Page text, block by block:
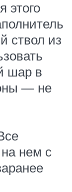
этого
ствол из
шар в
— не
нем с